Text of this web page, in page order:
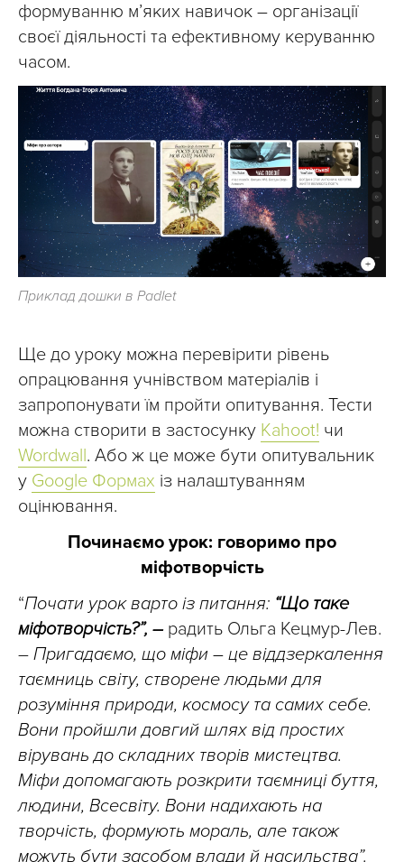
формуванню м’яких навичок – організації
своєї діяльності та ефективному керуванню
часом.
Приклад дошки в Padlet
Ще до уроку можна перевірити рівень
опрацювання учнівством матеріалів і
запропонувати їм пройти опитування. Тести
можна створити в застосунку Kahoot! чи
Wordwall. Або ж це може бути опитувальник
у Google Формах із налаштуванням
оцінювання.
Починаємо урок: говоримо про
міфотворчість
“Почати урок варто із питання: “Що таке
міфотворчість?”, – радить Ольга Кецмур-Лев.
– Пригадаємо, що міфи – це віддзеркалення
таємниць світу, створене людьми для
розуміння природи, космосу та самих себе.
Вони пройшли довгий шлях від простих
вірувань до складних творів мистецтва.
Міфи допомагають розкрити таємниці буття,
людини, Всесвіту. Вони надихають на
творчість, формують мораль, але також
можуть бути засобом влади й насильства”.